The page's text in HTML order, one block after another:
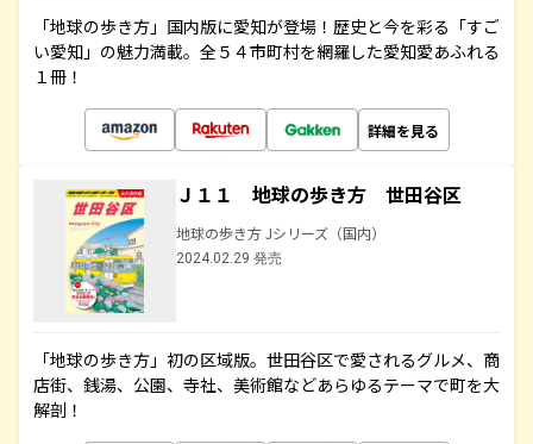
「地球の歩き方」国内版に愛知が登場！歴史と今を彩る「すご
い愛知」の魅力満載。全５４市町村を網羅した愛知愛あふれる
１冊！
詳細を見る
Ｊ１１ 地球の歩き方 世田谷区
地球の歩き方 Jシリーズ（国内）
2024.02.29 発売
「地球の歩き方」初の区域版。世田谷区で愛されるグルメ、商
店街、銭湯、公園、寺社、美術館などあらゆるテーマで町を大
解剖！